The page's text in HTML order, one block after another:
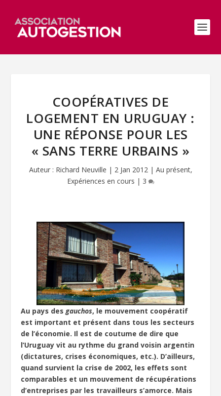
COOPÉRATIVES DE
LOGEMENT EN URUGUAY :
UNE RÉPONSE POUR LES
« SANS TERRE URBAINS »
Auteur : Richard Neuville | 2 Jan 2012| Au présent,
Expériences en cours | 3
Au pays desgauchos, le mouvement coopératif
est important et présent dans tous les secteurs
de l’économie. Il est de coutume de dire que
l’Uruguay vit au rythme du grand voisin argentin
(dictatures, crises économiques, etc.). D’ailleurs,
quand survient la crise de 2002, les effets sont
comparables et un mouvement de récupérations
d’entreprises par les travailleurs s’amorce. Mais